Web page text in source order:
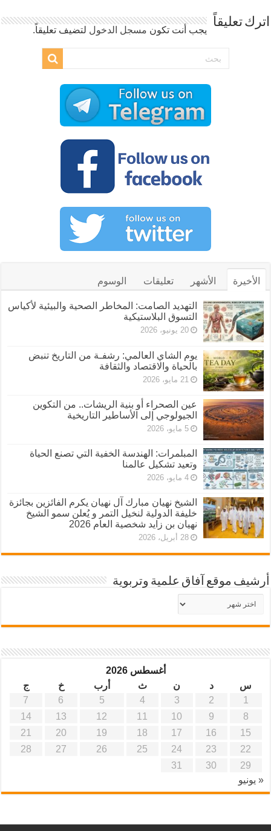
اترك تعليقاً
يجب أنت تكون مسجل الدخول لتضيف تعليقاً.
الأخيرة الأشهر تعليقات الوسوم
التهديد الصامت: المخاطر الصحية والبيئية لأكياس
التسوق البلاستيكية
20 يونيو، 2026
يوم الشاي العالمي: رشفـة من التاريخ تنبض
بالحياة والاقتصاد والثقافة
21 مايو، 2026
عين الصحراء أو بنية الريشات.. من التكوين
الجيولوجي إلى الأساطير التاريخية
5 مايو، 2026
المبلمرات: الهندسة الخفية التي تصنع الحياة
وتعيد تشكيل عالمنا
4 مايو، 2026
الشيخ نهيان مبارك آل نهيان يكرم الفائزين بجائزة
خليفة الدولية لنخيل التمر و يُعلن سمو الشيخ
نهيان بن زايد شخصية العام 2026
28 أبريل، 2026
أرشيف موقع آفاق علمية وتربوية
أرشيف
موقع
أغسطس 2026
س
د ن ث أرب خ
ج
1
2
3
4
5
6
7
8
9
10
11
12
13
14
15
16
17
18
19
20
21
22
23
24
25
26
27
28
29
30
31
« يونيو